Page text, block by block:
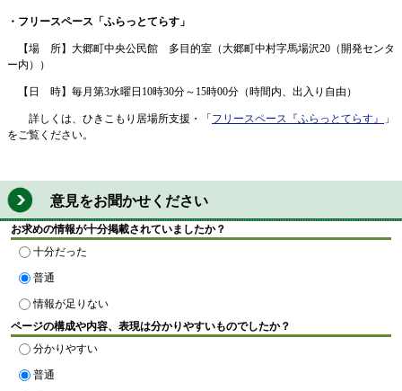
・フリースペース「ふらっとてらす」
【場 所】大郷町中央公民館 多目的室（大郷町中村字馬場沢20（開発センタ
ー内））
【日 時】毎月第3水曜日10時30分～15時00分（時間内、出入り自由）
詳しくは、ひきこもり居場所支援・「 フリースペース『ふらっとてらす』
」
をご覧ください。
意見をお聞かせください
お求めの情報が十分掲載されていましたか？
十分だった
普通
情報が足りない
ページの構成や内容、表現は分かりやすいものでしたか？
分かりやすい
普通